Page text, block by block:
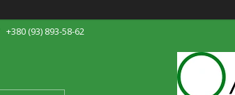
+380 (93) 893-58-62